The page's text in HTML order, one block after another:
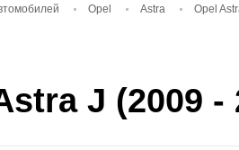
Opel Astra Opel
J (2009 -